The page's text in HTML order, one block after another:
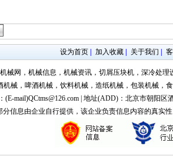
设为首页 加入收藏 关于我们
机械网，机械信息，机械资讯，切屑压块机，深冷处
机械，啤酒机械，饮料机械，造纸机械，包装机械，
(E-mail)QCtms@126.com | 地址(ADD)：北京市朝阳
分信息由企业自行提供，该企业负责信息内容的真实